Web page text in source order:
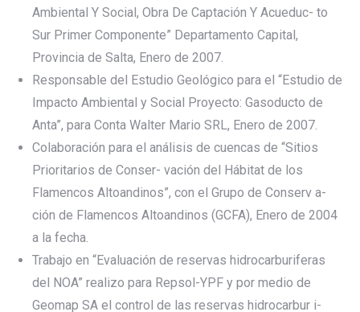
Ambiental Y Social, Obra De Captación Y Acueduc- to
Sur Primer Componente” Departamento Capital,
Provincia de Salta, Enero de 2007.
Responsable del Estudio Geológico para el “Estudio de
Impacto Ambiental y Social Proyecto: Gasoducto de
Anta”, para Conta Walter Mario SRL, Enero de 2007.
Colaboración para el análisis de cuencas de “Sitios
Prioritarios de Conser- vación del Hábitat de los
Flamencos Altoandinos”, con el Grupo de Conserv a-
ción de Flamencos Altoandinos (GCFA), Enero de 2004
a la fecha.
Trabajo en “Evaluación de reservas hidrocarburiferas
del NOA” realizo para Repsol-YPF y por medio de
Geomap SA el control de las reservas hidrocarbur i-